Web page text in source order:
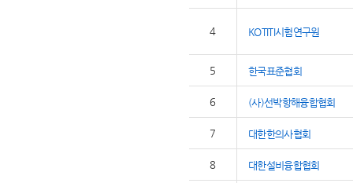
4 KOTITI시험연구원
5 한국표준협회
6 (사)선박항해융합협회
7 대한한의사협회
8 대한설비융합협회